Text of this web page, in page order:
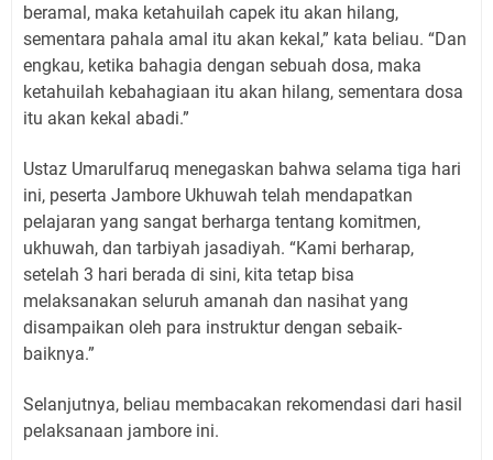
beramal, maka ketahuilah capek itu akan hilang,
sementara pahala amal itu akan kekal,” kata beliau. “Dan
engkau, ketika bahagia dengan sebuah dosa, maka
ketahuilah kebahagiaan itu akan hilang, sementara dosa
itu akan kekal abadi.”
Ustaz Umarulfaruq menegaskan bahwa selama tiga hari
ini, peserta Jambore Ukhuwah telah mendapatkan
pelajaran yang sangat berharga tentang komitmen,
ukhuwah, dan tarbiyah jasadiyah. “Kami berharap,
setelah 3 hari berada di sini, kita tetap bisa
melaksanakan seluruh amanah dan nasihat yang
disampaikan oleh para instruktur dengan sebaik-
baiknya.”
Selanjutnya, beliau membacakan rekomendasi dari hasil
pelaksanaan jambore ini.